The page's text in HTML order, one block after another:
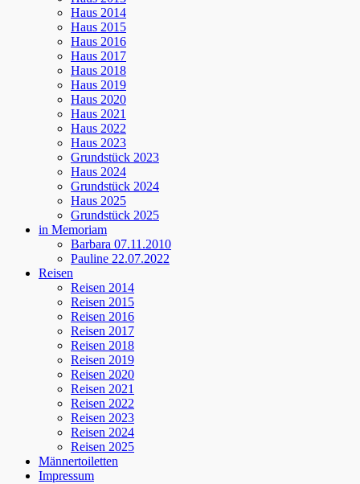
Haus 2014
Haus 2015
Haus 2016
Haus 2017
Haus 2018
Haus 2019
Haus 2020
Haus 2021
Haus 2022
Haus 2023
Grundstück 2023
Haus 2024
Grundstück 2024
Haus 2025
Grundstück 2025
in Memoriam
Barbara 07.11.2010
Pauline 22.07.2022
Reisen
Reisen 2014
Reisen 2015
Reisen 2016
Reisen 2017
Reisen 2018
Reisen 2019
Reisen 2020
Reisen 2021
Reisen 2022
Reisen 2023
Reisen 2024
Reisen 2025
Männertoiletten
Impressum